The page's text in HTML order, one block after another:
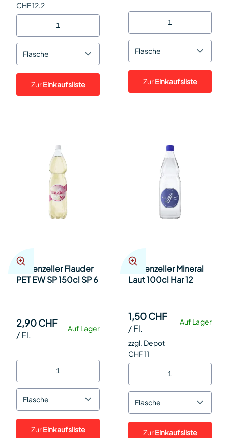
CHF 12.2
Flasche
ZurEinkaufsliste
Flasche
ZurEinkaufsliste
Appenzeller Flauder
PET EW SP 150cl SP 6
Auf Lager
2,90 CHF
/Fl.
Flasche
ZurEinkaufsliste
Appenzeller Mineral
Laut 100cl Har 12
Auf Lager
1,50 CHF
/Fl.
zzgl. Depot
CHF 11
Flasche
ZurEinkaufsliste